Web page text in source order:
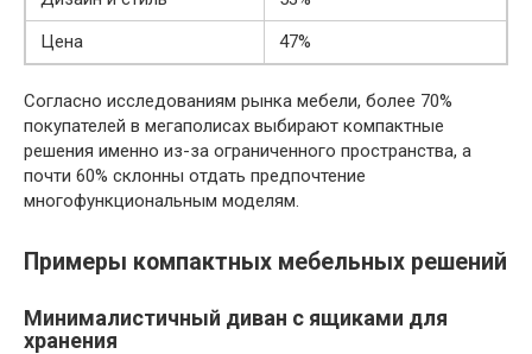
Цена
47%
Согласно исследованиям рынка мебели, более 70%
покупателей в мегаполисах выбирают компактные
решения именно из-за ограниченного пространства, а
почти 60% склонны отдать предпочтение
многофункциональным моделям.
Примеры компактных мебельных решений
Минималистичный диван с ящиками для
хранения